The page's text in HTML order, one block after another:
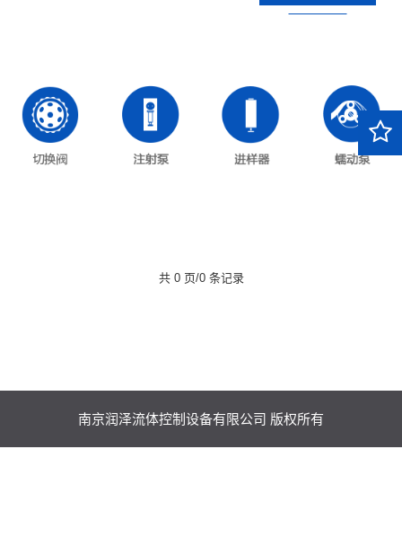
共 0 页/0 条记录
南京润泽流体控制设备有限公司 版权所有